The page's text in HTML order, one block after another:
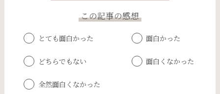
この記事の感想
とても面白かった 面白かった
どちらでもない 面白くなかった
全然面白くなかった